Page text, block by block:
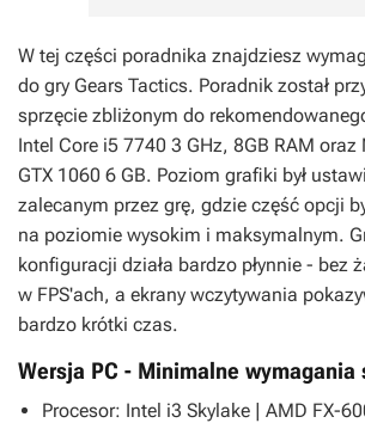
W tej części poradnika znajdziesz
do gry Gears Tactics. Poradnik został
sprzęcie zbliżonym do
Intel Core i5 7740 3 GHz, 8GB RAM oraz
GTX 1060 6 GB. Poziom grafiki był
zalecanym przez grę, gdzie część opcji
na poziomie wysokim i maksymalnym.
konfiguracji działa bardzo płynnie - bez
w FPS'ach, a ekrany wczytywania
bardzo krótki czas.
Wersja PC - Minimalne wymagania
Procesor: Intel i3 Skylake | AMD FX-